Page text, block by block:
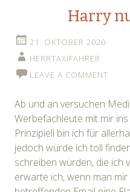
Harry
21. OKTOBER 2020
HERRTAXIFAHRER
LEAVE A COMMENT
Ab und an versuchen
Werbefachleute mit mir
Prinzipiell bin ich für
jedoch würde ich toll
schreiben würden, die ich
erwarte ich, wenn man